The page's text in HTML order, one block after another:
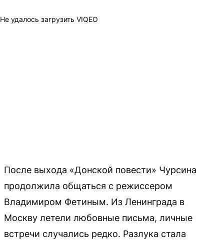
Не удалось загрузить VIQEO
После выхода «Донской повести» Чурсина
продолжила общаться с режиссером
Владимиром Фетиным. Из Ленинграда в
Москву летели любовные письма, личные
встречи случались редко. Разлука стала